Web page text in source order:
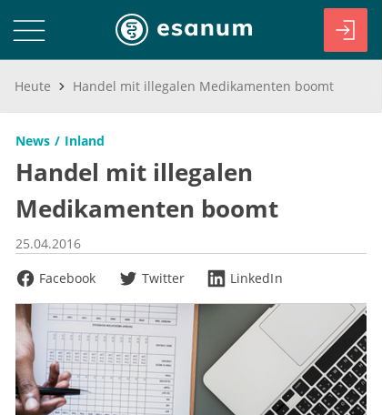
Heute Handel mit illegalen Medikamenten boomt
News Inland
Handel mit illegalen
Medikamenten boomt
25.04.2016
Facebook
Twitter LinkedIn